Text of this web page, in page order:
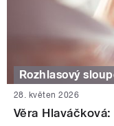
Rozhlasový
28. květen 2026
Věra